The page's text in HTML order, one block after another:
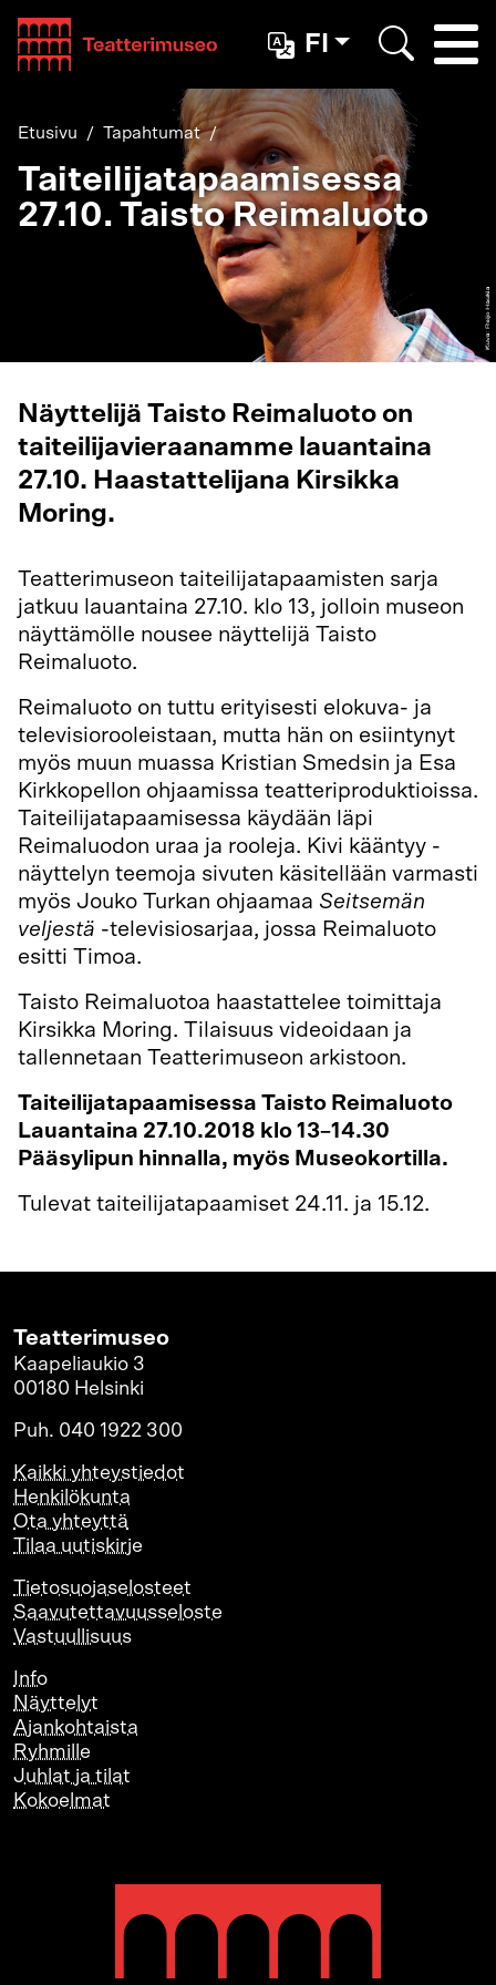
Teatterimuseo
FI
Etusivu Tapahtumat
Taiteilijatapaamisessa
27.10. Taisto Reimaluoto
Näyttelijä Taisto Reimaluoto on
taiteilijavieraanamme lauantaina
27.10. Haastattelijana Kirsikka
Moring.
Teatterimuseon taiteilijatapaamisten sarja
jatkuu lauantaina 27.10. klo 13, jolloin museon
näyttämölle nousee näyttelijä Taisto
Reimaluoto.
Reimaluoto on tuttu erityisesti elokuva- ja
televisiorooleistaan, mutta hän on esiintynyt
myös muun muassa Kristian Smedsin ja Esa
Kirkkopellon ohjaamissa teatteriproduktioissa.
Taiteilijatapaamisessa käydään läpi
Reimaluodon uraa ja rooleja. Kivi kääntyy -
näyttelyn teemoja sivuten käsitellään varmasti
myös Jouko Turkan ohjaamaa Seitsemän
veljestä -televisiosarjaa, jossa Reimaluoto
esitti Timoa.
Taisto Reimaluotoa haastattelee toimittaja
Kirsikka Moring. Tilaisuus videoidaan ja
tallennetaan Teatterimuseon arkistoon.
Taiteilijatapaamisessa Taisto Reimaluoto
Lauantaina 27.10.2018 klo 13–14.30
Pääsylipun hinnalla, myös Museokortilla.
Tulevat taiteilijatapaamiset 24.11. ja 15.12.
Teatterimuseo
Kaapeliaukio 3
00180 Helsinki
Puh. 040 1922 300
Kaikki yhteystiedot
Henkilökunta
Ota yhteyttä
Tilaa uutiskirje
Tietosuojaselosteet
Saavutettavuusseloste
Vastuullisuus
Info
Näyttelyt
Ajankohtaista
Ryhmille
Juhlat ja tilat
Kokoelmat